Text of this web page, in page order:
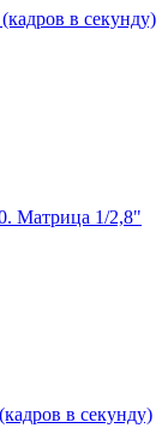
в секунду)
Матрица 1/2,8"
в секунду)